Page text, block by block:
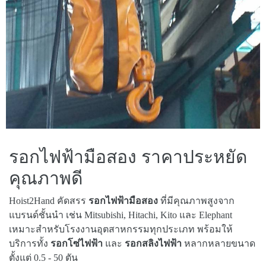
รอกไฟฟ้ามือสอง ราคาประหยัด
คุณภาพดี
Hoist2Hand คัดสรร รอกไฟฟ้ามือสอง ที่มีคุณภาพสูงจาก
แบรนด์ชั้นนำ เช่น Mitsubishi, Hitachi, Kito และ Elephant
เหมาะสำหรับโรงงานอุตสาหกรรมทุกประเภท พร้อมให้
บริการทั้ง รอกโซ่ไฟฟ้า และ รอกสลิงไฟฟ้า หลากหลายขนาด
ตั้งแต่ 0.5 - 50 ตัน